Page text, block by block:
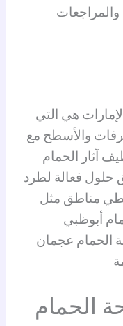
والمراجعات
هي التي
والأسطح مع
آثار الحمام
حلول فعالة لطرد
مناطق مثل
أبوظبي
الحمام عجمان
الحمام